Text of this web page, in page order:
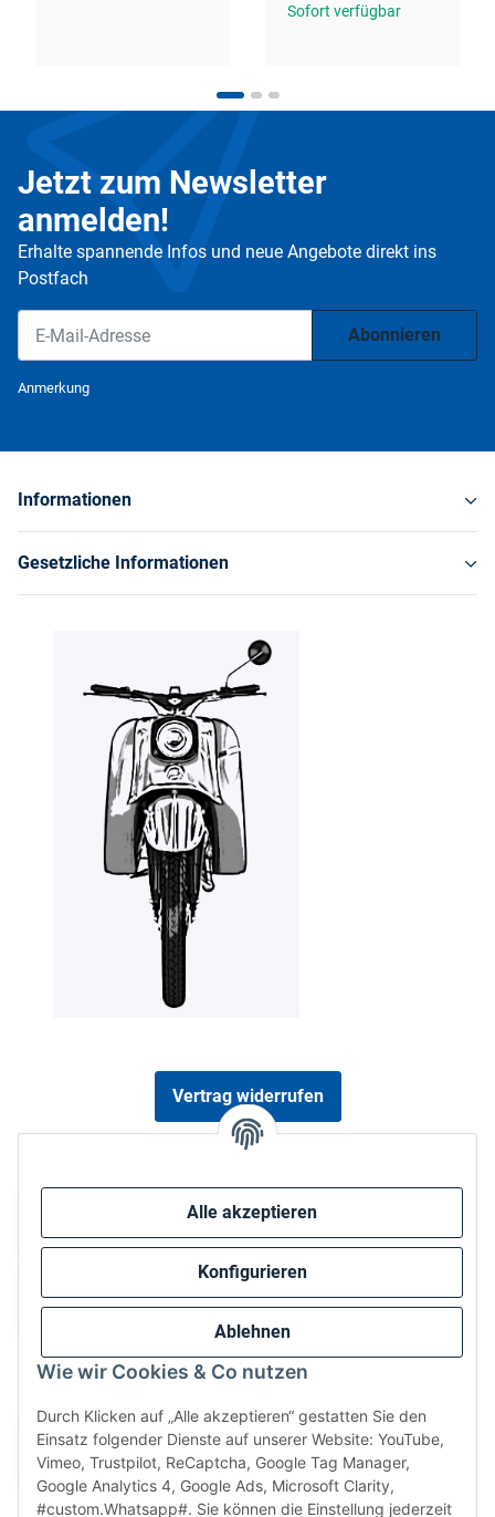
Alle akzeptieren
Konfigurieren
Ablehnen
Wie wir Cookies & Co nutzen
Durch Klicken auf „Alle akzeptieren“ gestatten Sie den
Einsatz folgender Dienste auf unserer Website: YouTube,
Vimeo, Trustpilot, ReCaptcha, Google Tag Manager,
Google Analytics 4, Google Ads, Microsoft Clarity,
#custom.Whatsapp#. Sie können die Einstellung jederzeit
Sofort verfügbar
Jetzt zum Newsletter
anmelden!
Erhalte spannende Infos und neue Angebote direkt ins
Postfach
Abonnieren
Anmerkung
Informationen
Gesetzliche Informationen
Vertrag widerrufen
Wir versenden via: